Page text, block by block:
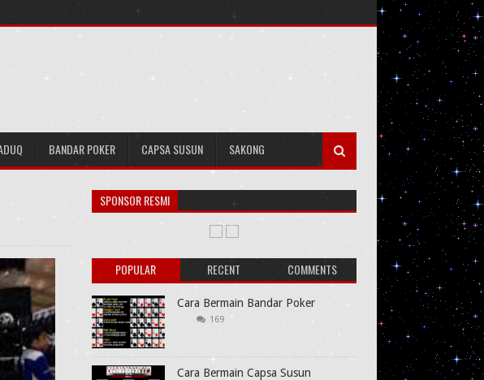
BANDAR POKER CAPSA SUSUN SAKONG
SPONSOR RESMI
POPULAR RECENT COMMENTS
Cara Bermain Bandar Poker
169
Cara Bermain Capsa Susun